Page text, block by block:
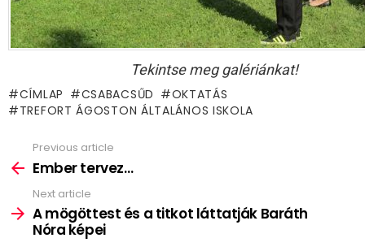
Tekintse meg galériánkat!
CÍMLAP CSABACSŰD
OKTATÁS
TREFORT ÁGOSTON ÁLTALÁNOS ISKOLA
more
Previous article
Ember tervez…
Next article
A mögöttest és a titkot láttatják Baráth
Nóra képei